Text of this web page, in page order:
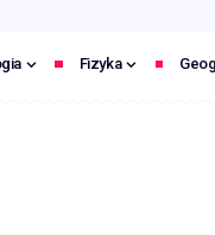
Fizyka